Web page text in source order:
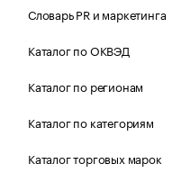
Словарь PR и маркетинга
Каталог по ОКВЭД
Каталог по регионам
Каталог по категориям
Каталог торговых марок